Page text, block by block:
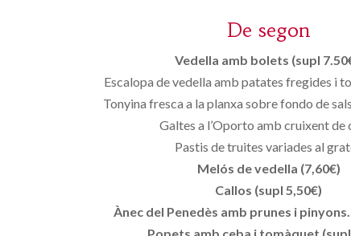
De segon
Vedella amb bolets (supl
Escalopa de vedella amb patates fregides i
Tonyina fresca a la planxa sobre fondo de
Galtes a l’Oporto amb cruixent de
Pastis de truites variades al
Melós de vedella (7,60€)
Callos (supl 5,50€)
Ànec del Penedès amb prunes i